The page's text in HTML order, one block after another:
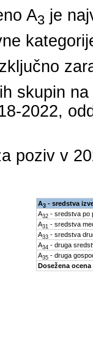
A3 je
skupin
2022,
poziv v
A3- sredstva
A32- sredstva po
A31 - sredstva
A33- sredstva
A34 - druga
A35- druga
Dosežena ocena